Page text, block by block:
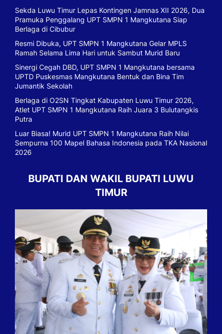
Sekda Luwu Timur Lepas Kontingen Jamnas XII 2026, Dua
Pramuka Penggalang UPT SMPN 1 Mangkutana Siap
Berlaga di Cibubur
Resmi Dibuka, UPT SMPN 1 Mangkutana Gelar MPLS
Ramah Selama Lima Hari untuk Sambut Murid Baru
Sinergi Cegah DBD, UPT SMPN 1 Mangkutana bersama
UPTD Puskesmas Mangkutana Bentuk dan Bina Tim
Jumantik Sekolah
Berlaga di O2SN Tingkat Kabupaten Luwu Timur 2026,
Atlet UPT SMPN 1 Mangkutana Raih Juara 3 Bulutangkis
Putra
Luar Biasa! Murid UPT SMPN 1 Mangkutana Raih Nilai
Sempurna 100 Mapel Bahasa Indonesia pada TKA Nasional
2026
BUPATI DAN WAKIL BUPATI LUWU
TIMUR